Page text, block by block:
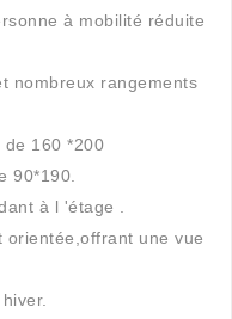
à mobilité réduite
nombreux rangements
160 *200
90*190.
à l 'étage .
orientée,offrant une vue